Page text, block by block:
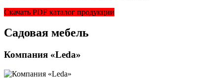
Скачать PDF каталог продукции
Садовая мебель
Компания «Leda»